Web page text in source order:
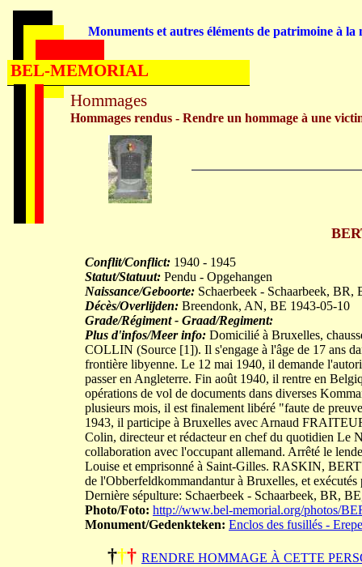
Conflit/Conflict: 1940 - 1945
Statut/Statuut: Pendu - Opgehangen
Naissance/Geboorte: Schaerbeek - Schaarbeek, BR,
Décès/Overlijden: Breendonk, AN, BE 1943-05-10
Grade/Régiment - Graad/Regiment:
Plus d'infos/Meer info: Domicilié à Bruxelles,
COLLIN (Source [1]). Il s'engage à l'âge de 17 ans
frontière libyenne. Le 12 mai 1940, il demande
passer en Angleterre. Fin août 1940, il rentre en
opérations de vol de documents dans diverses
plusieurs mois, il est finalement libéré "faute de
1943, il participe à Bruxelles avec Arnaud
Colin, directeur et rédacteur en chef du quotidien Le
collaboration avec l'occupant allemand. Arrêté le
Louise et emprisonné à Saint-Gilles. RASKIN,
de l'Obberfeldkommandantur à Bruxelles, et
Dernière sépulture: Schaerbeek - Schaarbeek, BR,
Photo/Foto: http://www.bel-memorial.org/photos/
Monument/Gedenkteken: Enclos des fusillés -
††† RENDRE HOMMAGE À CETTE
Hommages
Hommages rendus - Rendre un hommage à une
Monuments et autres éléments de patrimoine à la
BEL-MEMORIAL